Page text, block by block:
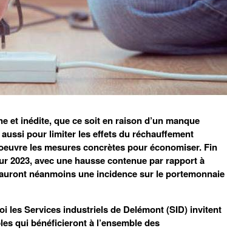
et inédite, que ce soit en raison d’un manque
pour limiter les effets du réchauffement
les mesures concrètes pour économiser. Fin
2023, avec une hausse contenue par rapport à
néanmoins une incidence sur le portemonnaie
les Services industriels de Delémont (SID) invitent
qui bénéficieront à l’ensemble des